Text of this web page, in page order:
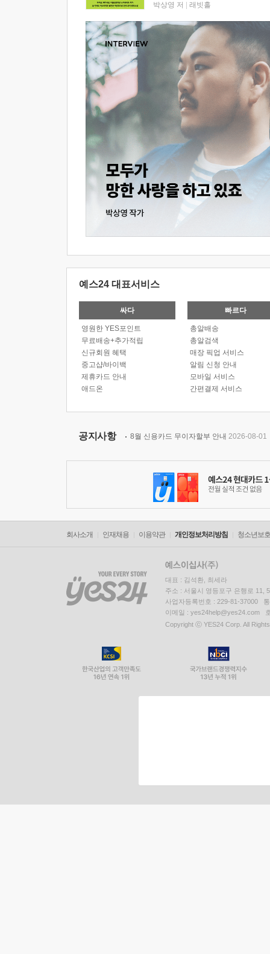
박상영 저 래빗홀
예스24 대표서비스
싸다
영원한 YES포인트
무료배송+추가적립
신규회원 혜택
중고샵/바이백
제휴카드 안내
애드온
빠르다
총알배송
총알검색
매장 픽업 서비스
알림 신청 안내
모바일 서비스
간편결제 서비스
공지사항 8월 신용카드 무이자할부 안내 2026-08-01
회사소개 인재채용 이용약관 개인정보처리방침 청소년보
대표 : 김석환, 최세라
주소 : 서울시 영등포구 은행로 11,
사업자등록번호 : 229-81-37000
이메일 : yes24help@yes24.com
Copyright ⓒ YES24 Corp. All